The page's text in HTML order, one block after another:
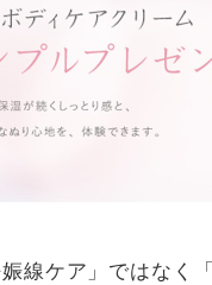
線ケア」ではなく